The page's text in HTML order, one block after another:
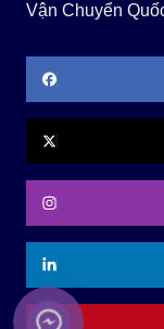
Vận Chuyển